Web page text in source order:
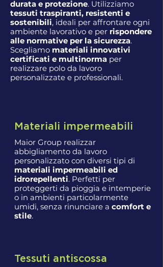
durata e protezione. Utilizziamo
tessuti traspiranti, resistenti e
sostenibili, ideali per affrontare ogni
ambiente lavorativo e per rispondere
alle normative per la sicurezza.
Scegliamo materiali innovativi
certificati e multinorma per
realizzare polo da lavoro
personalizzate e professionali.
Materiali impermeabili
Maior Group realizzar
abbigliamento da lavoro
personalizzato con diversi tipi di
materiali impermeabili ed
idrorepellenti. Perfetti per
proteggerti da pioggia e intemperie
o in ambienti particolarmente
umidi, senza rinunciare a comfort e
stile.
Tessuti antiscossa